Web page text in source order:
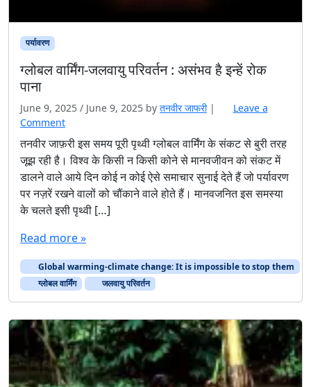
पर्यावरण
ग्लोबल वार्मिंग-जलवायु परिवर्तन : असंभव है इन्हें रोक
पाना
June 9, 2025 / June 9, 2025 by तनवीर जाफरी |
Leave a
Comment
तनवीर जाफ़री इस समय पूरी पृथ्वी ग्लोबल वार्मिंग के संकट से बुरी तरह
जूझ रही है। विश्व के किसी न किसी कोने से मानवजीवन को संकट में
डालने वाले आये दिन कोई न कोई ऐसे समाचार सुनाई देते हैं जो पर्यावरण
पर नज़रें रखने वालों को चौंकाने वाले होते हैं। मानवजनित इस समस्या
के चलते इसी पृथ्वी […]
Read more »
Global warming-climate change: It is impossible to stop them
ग्लोबल वार्मिंग
जलवायु परिवर्तन